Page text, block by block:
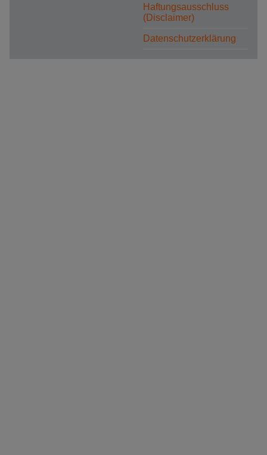
Haftungsausschluss
(Disclaimer)
Datenschutzerklärung